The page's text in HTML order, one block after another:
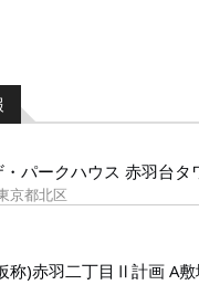
・パークハウス 赤羽台タ
京都北区
称)赤羽二丁目Ⅱ計画 A敷